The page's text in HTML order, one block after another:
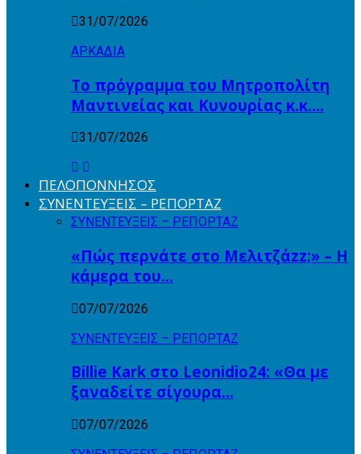
31/07/2026
ΑΡΚΑΔΙΑ
Το πρόγραμμα του Μητροπολίτη
Μαντινείας και Κυνουρίας κ.κ….
31/07/2026
ΠΕΛΟΠΟΝΝΗΣΟΣ
ΣΥΝΕΝΤΕΥΞΕΙΣ – ΡΕΠΟΡΤΑΖ
ΣΥΝΕΝΤΕΥΞΕΙΣ – ΡΕΠΟΡΤΑΖ
«Πώς περνάτε στο Μελιτζάzz;» – Η
κάμερα του…
07/07/2026
ΣΥΝΕΝΤΕΥΞΕΙΣ – ΡΕΠΟΡΤΑΖ
Billie Kark στο Leonidio24: «Θα με
ξαναδείτε σίγουρα…
07/07/2026